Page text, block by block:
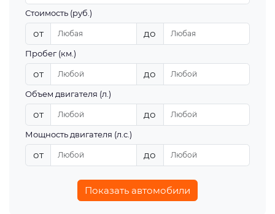
Стоимость (руб.)
от до
Пробег (км.)
от до
Объем двигателя (л.)
от до
Мощность двигателя (л.с.)
от до
Показать автомобили